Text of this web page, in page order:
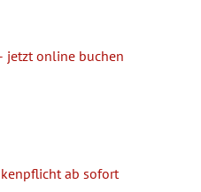
jetzt online buchen
ab sofort